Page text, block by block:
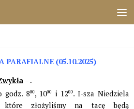
PARAFIALNE (05.10.2025)
– .
godz. 800, 1000 i 1200. I-sza Niedziela
które złożyliśmy na tacę będą